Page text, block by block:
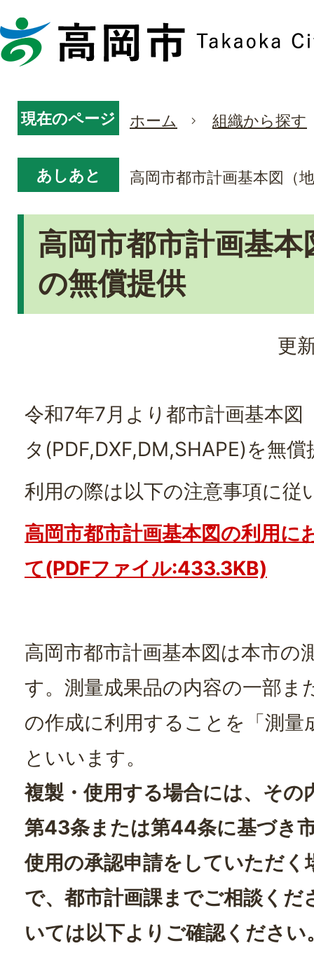
現在のページ ホーム 組織から探す
あしあと 高岡市都市計画基本図（
高岡市都市計画基本
の無償提供
更
令和7年7月より都市計画基本図
タ(PDF,DXF,DM,SHAPE)を無
利用の際は以下の注意事項に従
高岡市都市計画基本図の利用に
て(PDFファイル:433.3KB)
高岡市都市計画基本図は本市の
す。測量成果品の内容の一部ま
の作成に利用することを「測量
といいます。
複製・使用する場合には、その
第43条または第44条に基づき
使用の承認申請をしていただく
で、都市計画課までご相談くだ
いては以下よりご確認ください